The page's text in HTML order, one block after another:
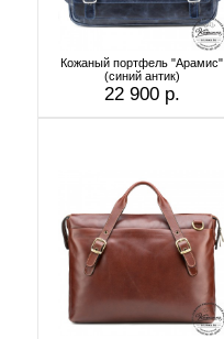
Кожаный портфель "Арамис"
(синий антик)
22 900 р.